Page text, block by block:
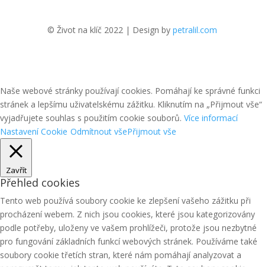
Naše webové stránky používají cookies. Pomáhají ke správné funkci
stránek a lepšímu uživatelskému zážitku. Kliknutím na „Přijmout vše“
vyjadřujete souhlas s použitím cookie souborů.
Nastavení Cookie
Zavřít
Přehled cookies
Tento web používá soubory cookie ke zlepšení vašeho zážitku při
procházení webem. Z nich jsou cookies, které jsou kategorizovány
podle potřeby, uloženy ve vašem prohlížeči, protože jsou nezbytné
pro fungování základních funkcí webových stránek. Používáme také